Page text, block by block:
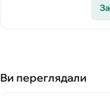
Ви переглядали